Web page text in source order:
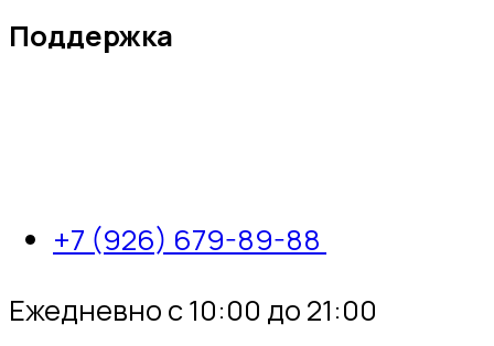
Поддержка
+7 (926) 679-89-88
Ежедневно с 10:00 до 21:00